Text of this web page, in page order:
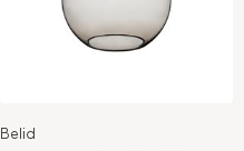
Belid